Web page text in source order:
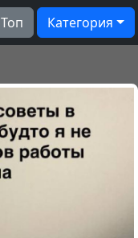
Топ Категория